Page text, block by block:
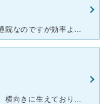
知人の紹介で来院しました。 遠方からの通院なのですが効率よく治療計画を立ててくださり、インプラントとブリッジをやっていただきました。 院長先生の技術力は的確で手先が非常に器用で、痛くない、腫れない
数年前に親知らずを抜いてもらいました。 横向きに生えており、なおかつ出てきてしまっている部分が根の深い虫歯になってしまいました。 かなり痛かったのでドキドキしながらいくと丁寧に説明してくださり、処